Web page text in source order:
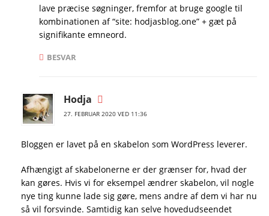
lave præcise søgninger, fremfor at bruge google til
kombinationen af “site: hodjasblog.one” + gæt på
signifikante emneord.
BESVAR
Hodja
27. FEBRUAR 2020 VED 11:36
Bloggen er lavet på en skabelon som WordPress leverer.
Afhængigt af skabelonerne er der grænser for, hvad der
kan gøres. Hvis vi for eksempel ændrer skabelon, vil nogle
nye ting kunne lade sig gøre, mens andre af dem vi har nu
så vil forsvinde. Samtidig kan selve hovedudseendet